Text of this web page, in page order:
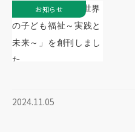
2024.11.05
お知らせ